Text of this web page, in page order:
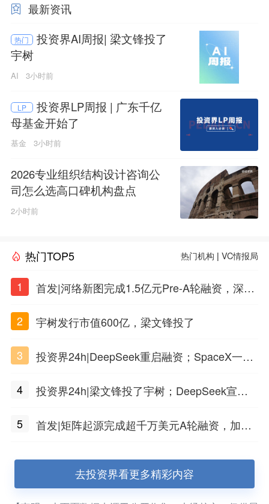
最新资讯
热门
投资界AI周报| 梁文锋投了
宇树
AI 3小时前
LP
投资界LP周报 | 广东千亿
母基金开始了
基金 3小时前
2026专业组织结构设计咨询公
司怎么选高口碑机构盘点
2小时前
热门TOP5 热门机构 |VC情报局
1
首发|河络新图完成1.5亿元Pre-A轮融资，深耕i
2
宇树发行市值600亿，梁文锋投了
3
投资界24h|DeepSeek重启融资；SpaceX一夜
4
投资界24h|梁文锋投了宇树；DeepSeek宣布
5
首发|矩阵起源完成超千万美元A轮融资，加速
去投资界看更多精彩内容